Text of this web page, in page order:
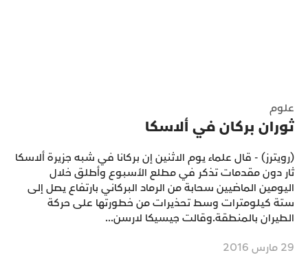
علوم
ثوران بركان في ألاسكا
(رويترز) - قال علماء يوم الاثنين إن بركانا في شبه جزيرة ألاسكا
ثار دون مقدمات تذكر في مطلع الأسبوع وأطلق خلال
اليومين الماضيين سحابة من الرماد البركاني بارتفاع يصل إلى
ستة كيلومترات وسط تحذيرات من خطورتها على حركة
الطيران بالمنطقة.وقالت جيسيكا لارسن...
29 مارس 2016